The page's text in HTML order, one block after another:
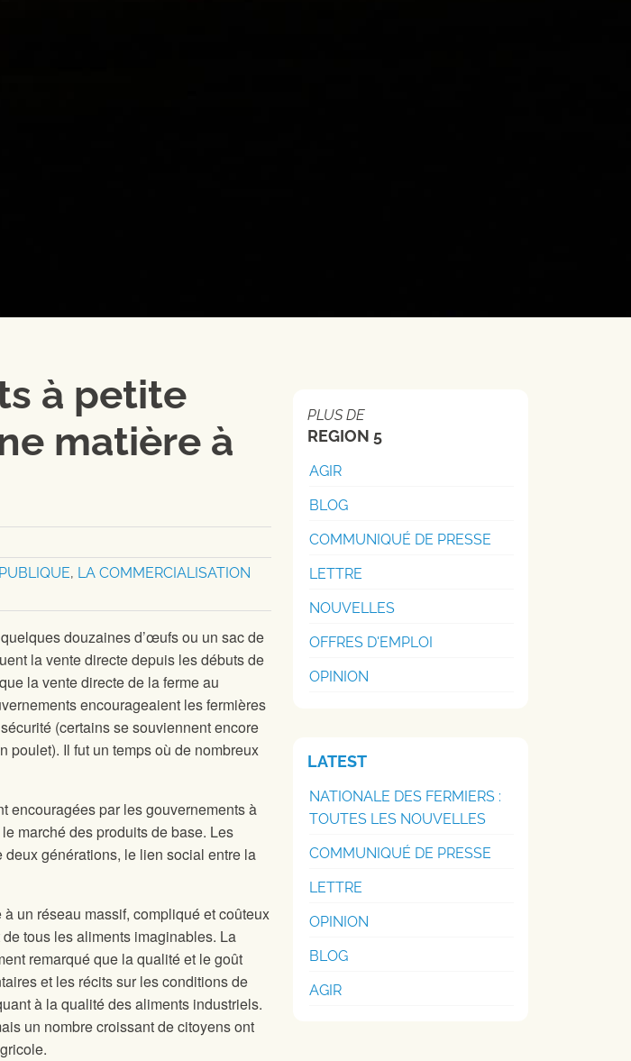
à petite
matière à
, LA COMMERCIALISATION
douzaines d’œufs ou un sac de
la vente directe depuis les débuts de
la vente directe de la ferme au
encourageaient les fermières
(certains se souviennent encore
poulet). Il fut un temps où de nombreux
encouragées par les gouvernements à
marché des produits de base. Les
deux générations, le lien social entre la
un réseau massif, compliqué et coûteux
tous les aliments imaginables. La
remarqué que la qualité et le goût
et les récits sur les conditions de
à la qualité des aliments industriels.
un nombre croissant de citoyens ont
PLUS DE
REGION 5
AGIR
BLOG
COMMUNIQUÉ DE PRESSE
LETTRE
NOUVELLES
OFFRES D'EMPLOI
OPINION
LATEST
NATIONALE DES FERMIERS :
TOUTES LES NOUVELLES
COMMUNIQUÉ DE PRESSE
LETTRE
OPINION
BLOG
AGIR